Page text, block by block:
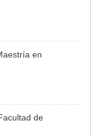
en
de